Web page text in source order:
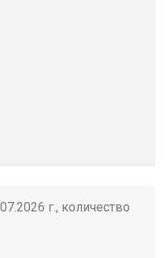
г., количество